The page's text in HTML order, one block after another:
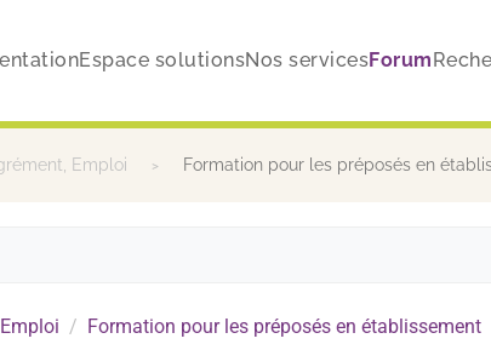
Espace solutionsNos servicesForum
Emploi Formation pour les préposés en
Formation pour les préposés en établissement